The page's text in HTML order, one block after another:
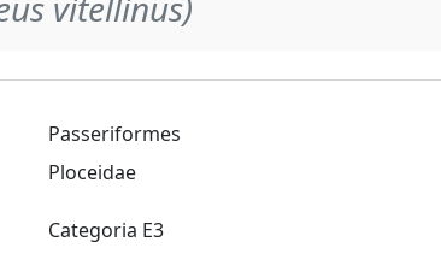
Passeriformes
Ploceidae
Categoria E3